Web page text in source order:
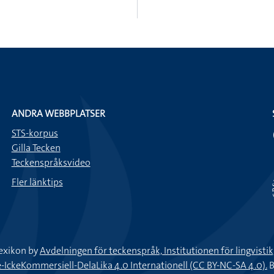
ANDRA WEBBPLATSER
STS-korpus
Gilla Tecken
Teckenspråksvideo
Fler länktips
byAvdelningen för teckenspråk, Institutionen för
DelaLika 4.0 Internationell (CC BY-NC-SA 4.0).